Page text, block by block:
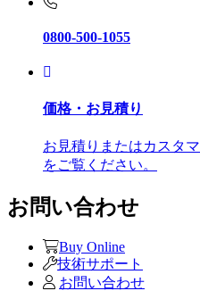
0800-500-1055
価格・お見積り
お見積りまたはカスタ
をご覧ください。
お問い合わせ
Buy Online
技術サポート
お問い合わせ